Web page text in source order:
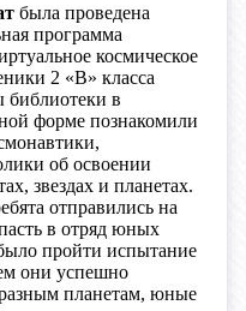
была проведена
программа
космическое
2 «В» класса
в
форме познакомили
об освоении
звездах и планетах.
отправились на
в отряд юных
пройти испытание
они успешно
планетам, юные